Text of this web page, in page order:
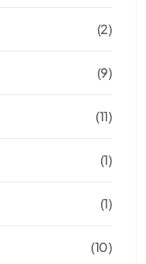
(2)
(9)
(11)
(1)
(1)
(10)